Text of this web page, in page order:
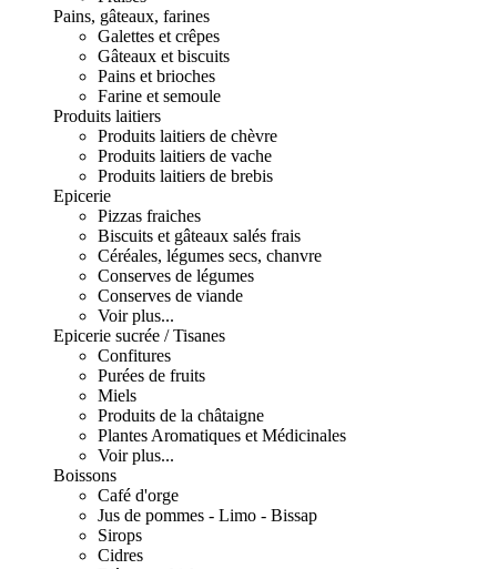
Pains, gâteaux, farines
Galettes et crêpes
Gâteaux et biscuits
Pains et brioches
Farine et semoule
Produits laitiers
Produits laitiers de chèvre
Produits laitiers de vache
Produits laitiers de brebis
Epicerie
Pizzas fraiches
Biscuits et gâteaux salés frais
Céréales, légumes secs, chanvre
Conserves de légumes
Conserves de viande
Voir plus...
Epicerie sucrée / Tisanes
Confitures
Purées de fruits
Miels
Produits de la châtaigne
Plantes Aromatiques et Médicinales
Voir plus...
Boissons
Café d'orge
Jus de pommes - Limo - Bissap
Sirops
Cidres